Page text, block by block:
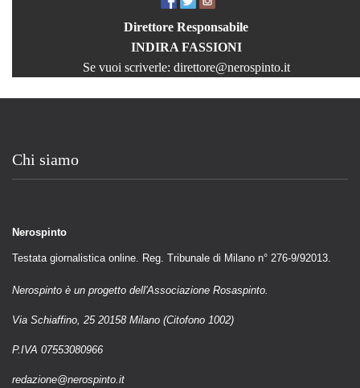
Direttore Responsabile
INDIRA FASSIONI
Se vuoi scriverle: direttore@nerospinto.it
Chi siamo
Nerospinto
Testata giornalistica online. Reg. Tribunale di Milano n° 276-9/92013.
Nerospinto è un progetto dell'Associazione Rosaspinto.
Via Schiaffino, 25 20158 Milano (Citofono 1002)
P.IVA 07553080966
redazione@nerospinto.it